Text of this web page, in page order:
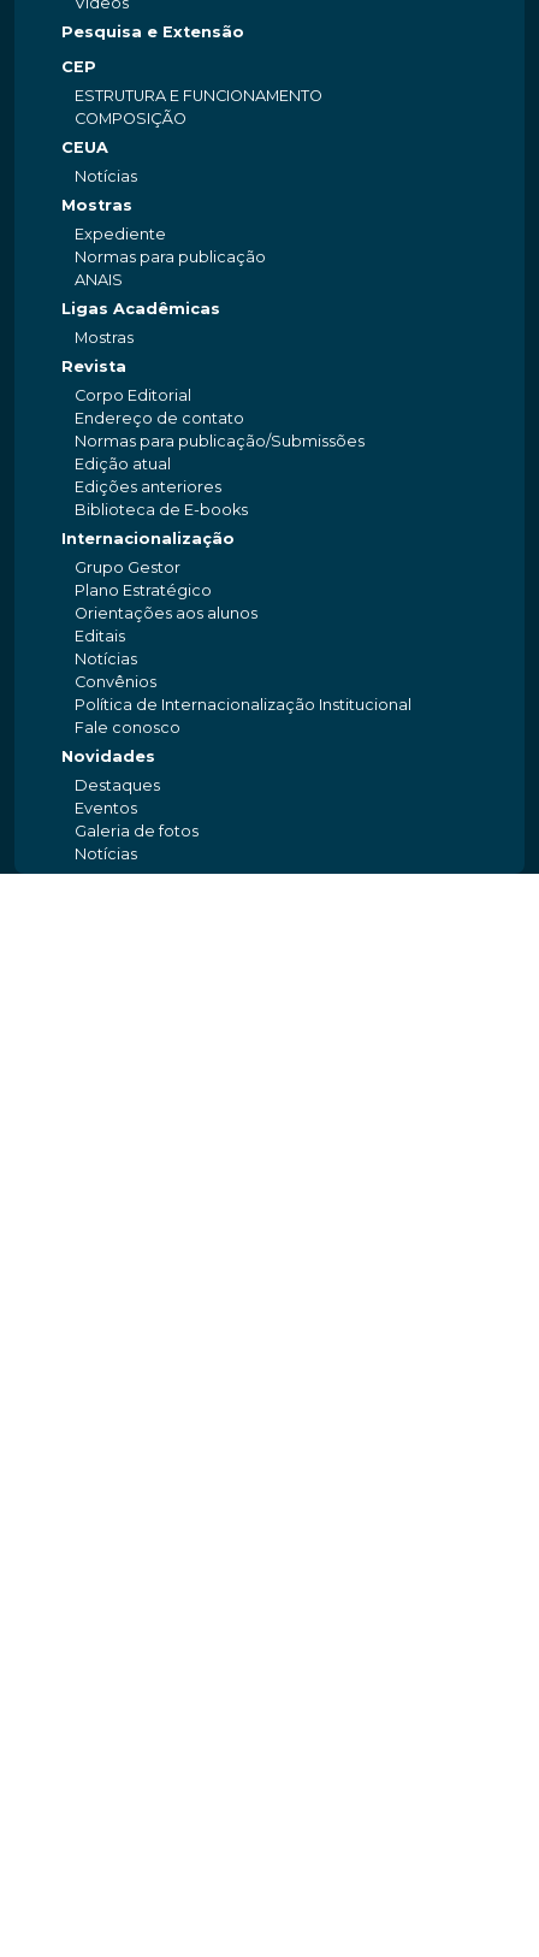
Pesquisa e Extensão
CEP
ESTRUTURA E FUNCIONAMENTO
COMPOSIÇÃO
CEUA
Notícias
Mostras
Expediente
Normas para publicação
ANAIS
Ligas Acadêmicas
Mostras
Revista
Corpo Editorial
Endereço de contato
Normas para publicação/Submissões
Edição atual
Edições anteriores
Biblioteca de E-books
Internacionalização
Grupo Gestor
Plano Estratégico
Orientações aos alunos
Editais
Notícias
Convênios
Política de Internacionalização Institucional
Fale conosco
Novidades
Destaques
Eventos
Galeria de fotos
Notícias